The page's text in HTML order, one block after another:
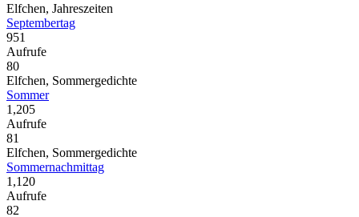
Elfchen, Jahreszeiten
Septembertag
951
Aufrufe
80
Elfchen, Sommergedichte
Sommer
1,205
Aufrufe
81
Elfchen, Sommergedichte
Sommernachmittag
1,120
Aufrufe
82